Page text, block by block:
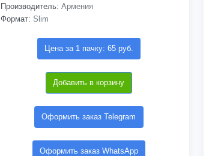
Производитель: Армения
Формат: Slim
Цена за 1 пачку: 65 руб.
Добавить в корзину
Оформить заказ Telegram
Оформить заказ WhatsApp